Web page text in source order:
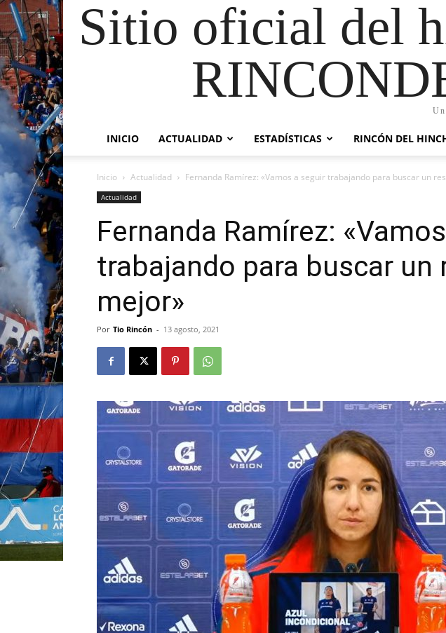
Sitio oficial del
INICIO ACTUALIDAD ESTADÍSTICAS RINCÓN DEL
Inicio Actualidad Fernanda Ramírez: «Vamos a seguir trabajando para buscar un
Actualidad
Fernanda Ramírez:
trabajando para buscar un
mejor»
Por Tio Rincón - 13 agosto, 2021